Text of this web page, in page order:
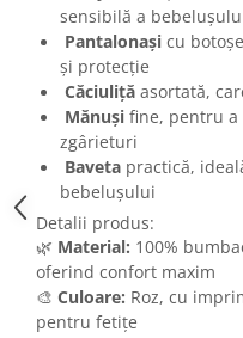
sensibilă a
Pantalonași cu
și protecție
Căciuliță asortată,
Mănuși fine, pentru a
zgârieturi
Baveta practică,
bebelușului
Detalii produs:
🌿 Material: 100%
oferind confort maxim
🎨 Culoare: Roz, cu
pentru fetițe